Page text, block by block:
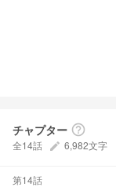
チャプター help_outline
全14話 create 6,982文字
第14話